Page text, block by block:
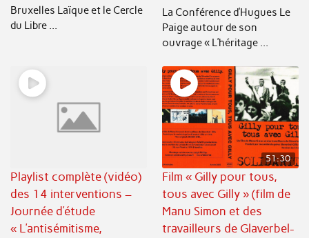
Bruxelles Laïque et le Cercle
du Libre ...
La Conférence d’Hugues Le
Paige autour de son
ouvrage « L’héritage ...
Playlist complète (vidéo)
des 14 interventions –
Journée d’étude
« L’antisémitisme,
51:30
Film « Gilly pour tous,
tous avec Gilly » (film de
Manu Simon et des
travailleurs de Glaverbel-